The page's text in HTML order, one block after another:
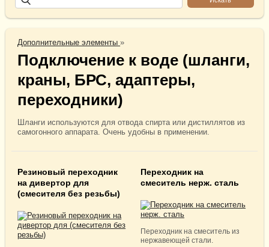
Дополнительные элементы»
Подключение к воде (шланги,
краны, БРС, адаптеры,
переходники)
Шланги используются для отвода спирта или дистиллятов из
самогонного аппарата. Очень удобны в применении.
Резиновый переходник
на дивертор для
(смесителя без резьбы)
Переходник на
смеситель нерж. сталь
Переходник на смеситель из
нержавеющей стали.